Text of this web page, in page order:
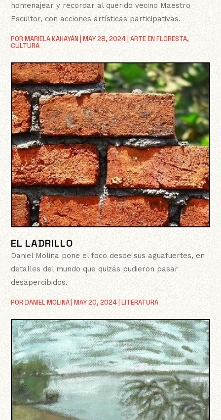
PORMARIELA KAHAYÁN |MAY 28, 2024 |ARTE EN FLORESTA,
CULTURA
homenajear y recordar al querido vecino Maestro
Escultor, con acciones artísticas participativas.
EL LADRILLO
PORDANIEL MOLINA |MAY 20, 2024 |LITERATURA
Daniel Molina pone el foco desde sus aguafuertes, en
detalles del mundo que quizás pudieron pasar
desapercibidos.